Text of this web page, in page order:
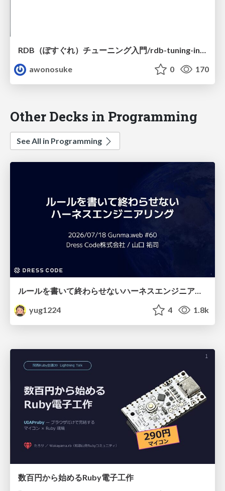
RDB（ぽすぐれ）チューニング入門/rdb-tuning-introduction-for-postgresql
awonosuke
0 170
Other Decks in Programming
See All in Programming
yug1224
4 1.8k
数百円から始めるRuby電子工作